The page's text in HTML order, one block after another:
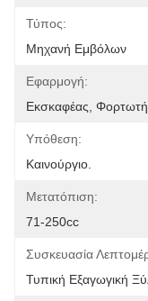
Τύπος:
Μηχανή Εμβόλων
Εφαρμογή:
Εκσκαφέας,
Υπόθεση:
Καινούργιο.
Μετατόπιση:
71-250cc
Συσκευασία
Τυπική Εξαγωγική